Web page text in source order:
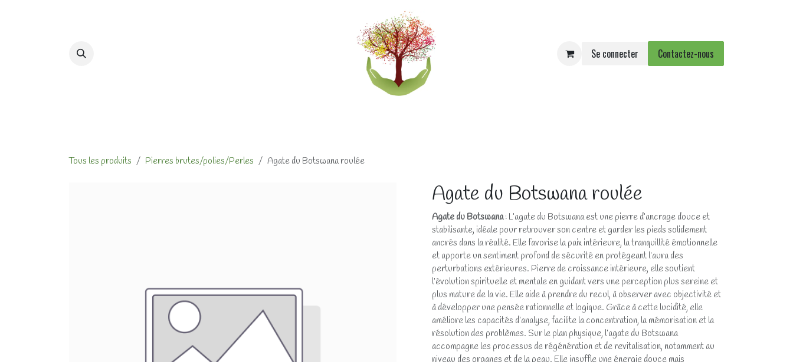
Se connecter Contactez-nous
Tous les produits Pierres brutes/polies/Perles Agate du Botswana roulée
Agate du Botswana roulée
Agate du Botswana: L’agate du Botswana est une pierre d’ancrage douce et
stabilisante, idéale pour retrouver son centre et garder les pieds solidement
ancrés dans la réalité. Elle favorise la paix intérieure, la tranquillité émotionnelle
et apporte un sentiment profond de sécurité en protégeant l’aura des
perturbations extérieures. Pierre de croissance intérieure, elle soutient
l’évolution spirituelle et mentale en guidant vers une perception plus sereine et
plus mature de la vie. Elle aide à prendre du recul, à observer avec objectivité et
à développer une pensée rationnelle et logique. Grâce à cette lucidité, elle
améliore les capacités d’analyse, facilite la concentration, la mémorisation et la
résolution des problèmes. Sur le plan physique, l’agate du Botswana
accompagne les processus de régénération et de revitalisation, notamment au
niveau des organes et de la peau. Elle insuffle une énergie douce mais